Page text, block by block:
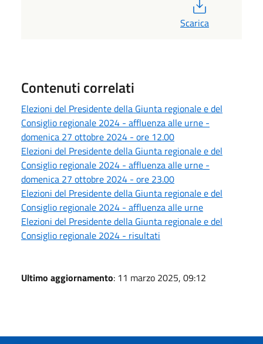
Scarica
Contenuti correlati
Elezioni del Presidente della Giunta regionale e del
Consiglio regionale 2024 - affluenza alle urne -
domenica 27 ottobre 2024 - ore 12.00
Elezioni del Presidente della Giunta regionale e del
Consiglio regionale 2024 - affluenza alle urne -
domenica 27 ottobre 2024 - ore 23.00
Elezioni del Presidente della Giunta regionale e del
Consiglio regionale 2024 - affluenza alle urne
Elezioni del Presidente della Giunta regionale e del
Consiglio regionale 2024 - risultati
Ultimo aggiornamento: 11 marzo 2025, 09:12